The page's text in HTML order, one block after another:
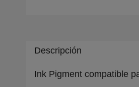
Descripción
Ink Pigment compatible